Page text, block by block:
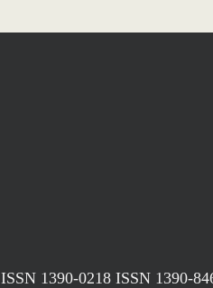
ISSN 1390-0218 ISSN 1390-